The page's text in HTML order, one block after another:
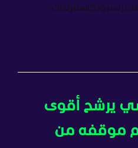
بزنسبودكاستترندات
يرشح أقوى
موقفه من